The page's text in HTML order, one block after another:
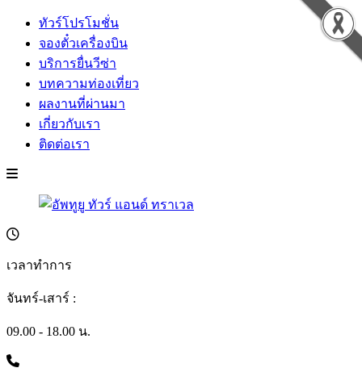
ทัวร์โปรโมชั่น
จองตั๋วเครื่องบิน
บริการยื่นวีซ่า
บทความท่องเที่ยว
ผลงานที่ผ่านมา
เกี่ยวกับเรา
ติดต่อเรา
เวลาทำการ
จันทร์-เสาร์ :
09.00 - 18.00 น.